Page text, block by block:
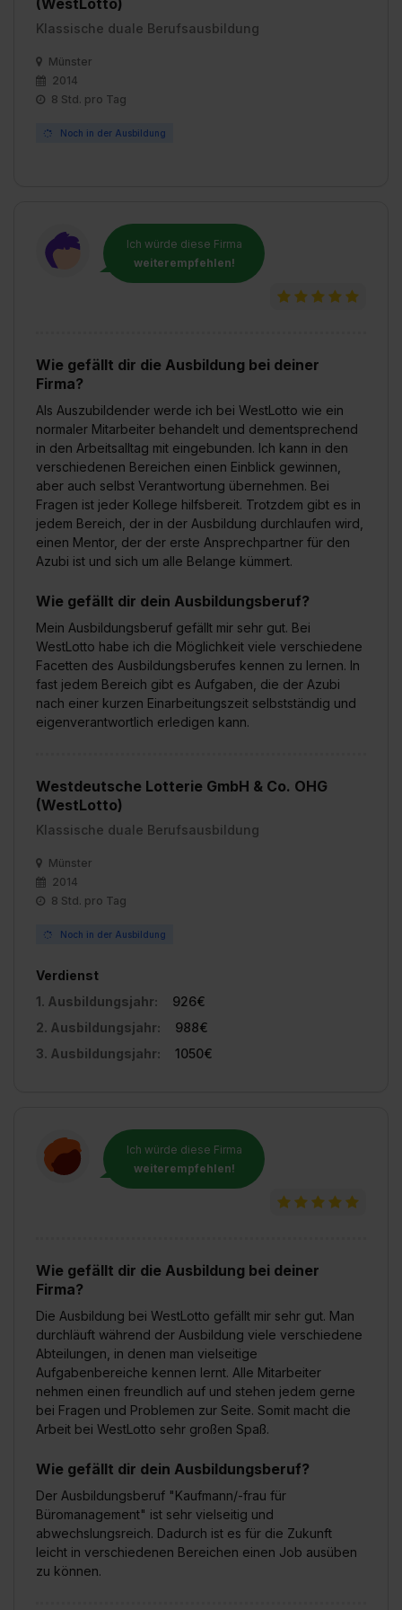
Klassische duale Berufsausbildung
Münster
2014
8 Std. pro Tag
Noch in der Ausbildung
Ich würde diese Firma
weiterempfehlen!
Wie gefällt dir die Ausbildung bei deiner
Firma?
Als Auszubildender werde ich bei WestLotto wie ein
normaler Mitarbeiter behandelt und dementsprechend
in den Arbeitsalltag mit eingebunden. Ich kann in den
verschiedenen Bereichen einen Einblick gewinnen,
aber auch selbst Verantwortung übernehmen. Bei
Fragen ist jeder Kollege hilfsbereit. Trotzdem gibt es in
jedem Bereich, der in der Ausbildung durchlaufen wird,
einen Mentor, der der erste Ansprechpartner für den
Azubi ist und sich um alle Belange kümmert.
Wie gefällt dir dein Ausbildungsberuf?
Mein Ausbildungsberuf gefällt mir sehr gut. Bei
WestLotto habe ich die Möglichkeit viele verschiedene
Facetten des Ausbildungsberufes kennen zu lernen. In
fast jedem Bereich gibt es Aufgaben, die der Azubi
nach einer kurzen Einarbeitungszeit selbstständig und
eigenverantwortlich erledigen kann.
Westdeutsche Lotterie GmbH & Co. OHG
(WestLotto)
Klassische duale Berufsausbildung
Münster
2014
8 Std. pro Tag
Noch in der Ausbildung
Verdienst
1. Ausbildungsjahr:
926€
2. Ausbildungsjahr:
988€
3. Ausbildungsjahr:
1050€
Ich würde diese Firma
weiterempfehlen!
Wie gefällt dir die Ausbildung bei deiner
Firma?
Die Ausbildung bei WestLotto gefällt mir sehr gut. Man
durchläuft während der Ausbildung viele verschiedene
Abteilungen, in denen man vielseitige
Aufgabenbereiche kennen lernt. Alle Mitarbeiter
nehmen einen freundlich auf und stehen jedem gerne
bei Fragen und Problemen zur Seite. Somit macht die
Arbeit bei WestLotto sehr großen Spaß.
Wie gefällt dir dein Ausbildungsberuf?
Der Ausbildungsberuf "Kaufmann/-frau für
Büromanagement" ist sehr vielseitig und
abwechslungsreich. Dadurch ist es für die Zukunft
leicht in verschiedenen Bereichen einen Job ausüben
zu können.